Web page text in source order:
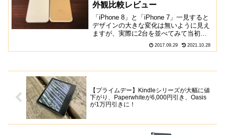
外観比較レビュー
「iPhone 8」と「iPhone 7」一見すると
デザインの大きな変化は無いように見え
ますが、実際に2台を並べてみて当初想
定していたよりも大きな差があったので
違いをレビューします。外観比較全然変
2017.09.29 2021.10.28
【プライムデー】Kindleシリーズが大幅に値
下がり、Paperwhiteが6,000円引き、Oasis
が1万円引きに！